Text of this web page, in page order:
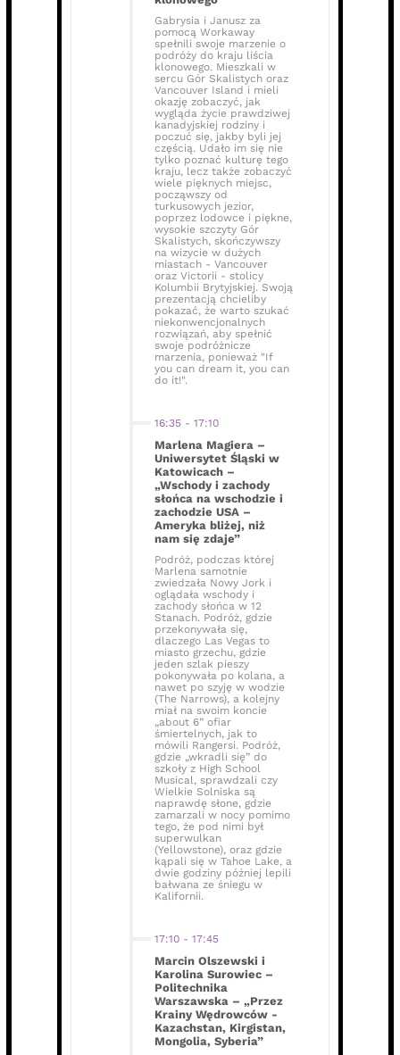
Gabrysia i Janusz za
pomocą Workaway
spełnili swoje marzenie o
podróży do kraju liścia
klonowego. Mieszkali w
sercu Gór Skalistych oraz
Vancouver Island i mieli
okazję zobaczyć, jak
wygląda życie prawdziwej
kanadyjskiej rodziny i
poczuć się, jakby byli jej
częścią. Udało im się nie
tylko poznać kulturę tego
kraju, lecz także zobaczyć
wiele pięknych miejsc,
począwszy od
turkusowych jezior,
poprzez lodowce i piękne,
wysokie szczyty Gór
Skalistych, skończywszy
na wizycie w dużych
miastach - Vancouver
oraz Victorii - stolicy
Kolumbii Brytyjskiej. Swoją
prezentacją chcieliby
pokazać, że warto szukać
niekonwencjonalnych
rozwiązań, aby spełnić
swoje podróżnicze
marzenia, ponieważ "If
you can dream it, you can
do it!".
16:35 - 17:10
Marlena Magiera –
Uniwersytet Śląski w
Katowicach –
„Wschody i zachody
słońca na wschodzie i
zachodzie USA –
Ameryka bliżej, niż
nam się zdaje”
Podróż, podczas której
Marlena samotnie
zwiedzała Nowy Jork i
oglądała wschody i
zachody słońca w 12
Stanach. Podróż, gdzie
przekonywała się,
dlaczego Las Vegas to
miasto grzechu, gdzie
jeden szlak pieszy
pokonywała po kolana, a
nawet po szyję w wodzie
(The Narrows), a kolejny
miał na swoim koncie
„about 6” ofiar
śmiertelnych, jak to
mówili Rangersi. Podróż,
gdzie „wkradli się” do
szkoły z High School
Musical, sprawdzali czy
Wielkie Solniska są
naprawdę słone, gdzie
zamarzali w nocy pomimo
tego, że pod nimi był
superwulkan
(Yellowstone), oraz gdzie
kąpali się w Tahoe Lake, a
dwie godziny później lepili
bałwana ze śniegu w
Kalifornii.
17:10 - 17:45
Marcin Olszewski i
Karolina Surowiec –
Politechnika
Warszawska – „Przez
Krainy Wędrowców -
Kazachstan, Kirgistan,
Mongolia, Syberia”